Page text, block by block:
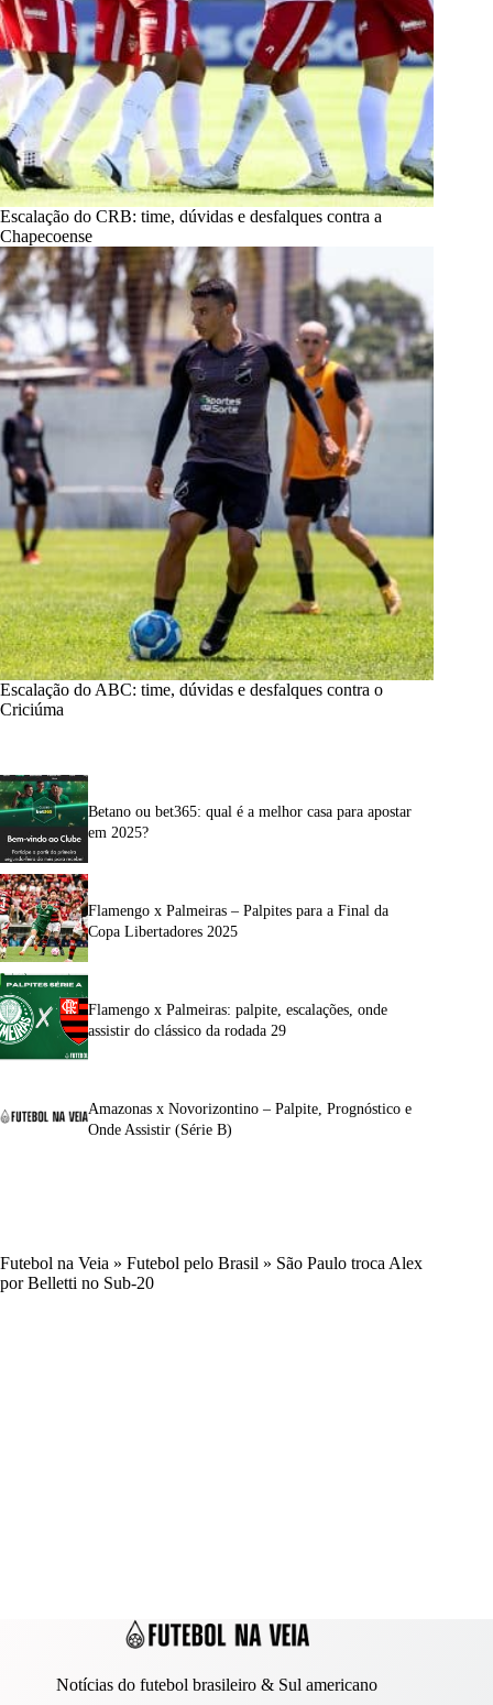
Escalação do CRB: time, dúvidas e desfalques contra a
Chapecoense
Escalação do ABC: time, dúvidas e desfalques contra o
Criciúma
Betano ou bet365: qual é a melhor casa para apostar
em 2025?
Flamengo x Palmeiras – Palpites para a Final da
Copa Libertadores 2025
Flamengo x Palmeiras: palpite, escalações, onde
assistir do clássico da rodada 29
Amazonas x Novorizontino – Palpite, Prognóstico e
Onde Assistir (Série B)
Futebol na Veia » Futebol pelo Brasil » São Paulo troca Alex
por Belletti no Sub-20
Notícias do futebol brasileiro & Sul americano